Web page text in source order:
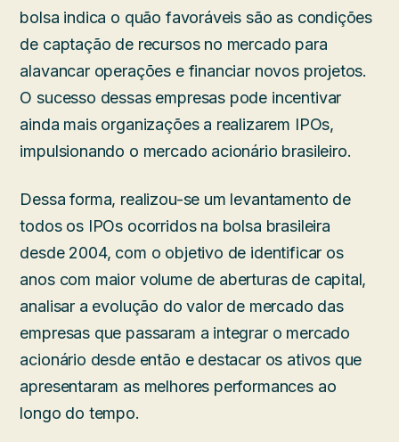
bolsa indica o quão favoráveis são as condições
de captação de recursos no mercado para
alavancar operações e financiar novos projetos.
O sucesso dessas empresas pode incentivar
ainda mais organizações a realizarem IPOs,
impulsionando o mercado acionário brasileiro.
Dessa forma, realizou-se um levantamento de
todos os IPOs ocorridos na bolsa brasileira
desde 2004, com o objetivo de identificar os
anos com maior volume de aberturas de capital,
analisar a evolução do valor de mercado das
empresas que passaram a integrar o mercado
acionário desde então e destacar os ativos que
apresentaram as melhores performances ao
longo do tempo.